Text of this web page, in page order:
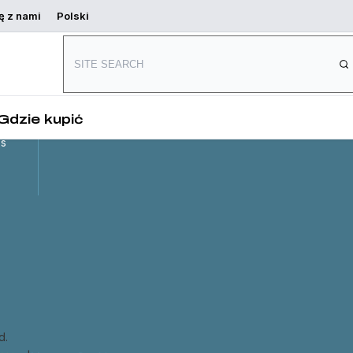
z nami Polski
kupić
Connect with us